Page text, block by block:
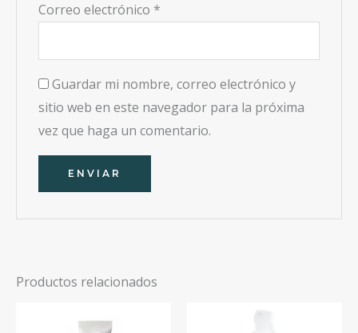
Correo electrónico *
Guardar mi nombre, correo electrónico y
sitio web en este navegador para la próxima
vez que haga un comentario.
Productos relacionados